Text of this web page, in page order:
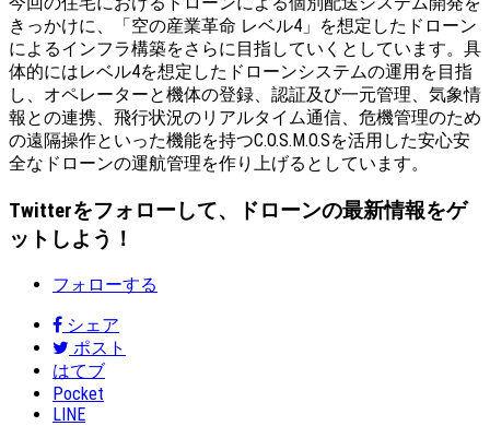
きっかけに、「空の産業革命 レベル4」を想定したドローン
によるインフラ構築をさらに目指していくとしています。具
体的にはレベル4を想定したドローンシステムの運用を目指
し、オペレーターと機体の登録、認証及び一元管理、気象情
報との連携、飛行状況のリアルタイム通信、危機管理のため
の遠隔操作といった機能を持つC.O.S.M.O.Sを活用した安心安
全なドローンの運航管理を作り上げるとしています。
Twitterをフォローして、ドローンの最新情報をゲ
ットしよう！
フォローする
シェア
ポスト
はてブ
Pocket
LINE